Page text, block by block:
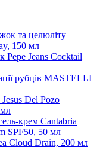
та целюліту
150 мл
Pepe Jeans Cocktail
рубців MASTELLI
Jesus Del Pozo
крем Cantabria
SPF50, 50 мл
Cloud Drain, 200 мл